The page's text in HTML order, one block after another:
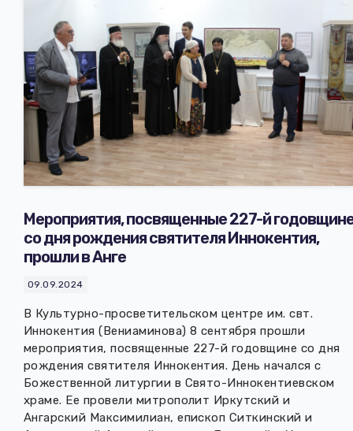
Мероприятия, посвященные 227-й
со дня рождения святителя Иннокентия,
прошли в Анге
09.09.2024
В Культурно-просветительском центре им. свт.
Иннокентия (Вениаминова) 8 сентября прошли
мероприятия, посвященные 227-й годовщине со дня
рождения святителя Иннокентия. День начался с
Божественной литургии в Свято-Иннокентиевском
храме. Ее провели митрополит Иркутский и
Ангарский Максимилиан, епископ Ситкинский и